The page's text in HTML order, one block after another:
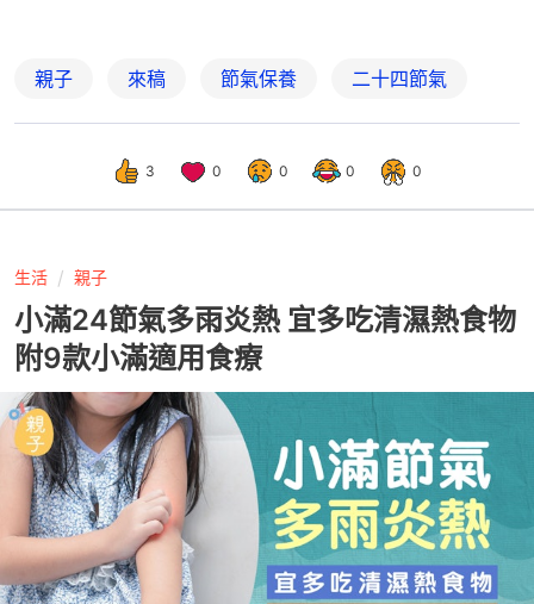
親子 來稿 節氣保養 二十四節氣
3 0 0 0 0
生活 親子
小滿24節氣多雨炎熱 宜多吃清濕熱食物
附9款小滿適用食療